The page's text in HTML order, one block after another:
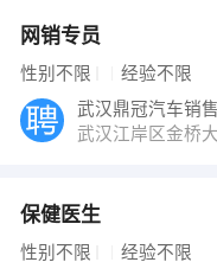
网销专员
性别不限 经验不限
武汉鼎冠汽车销
武汉江岸区金桥
保健医生
性别不限 经验不限